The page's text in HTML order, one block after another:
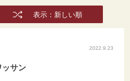
表示：新しい順
2022.9.23
ッサン